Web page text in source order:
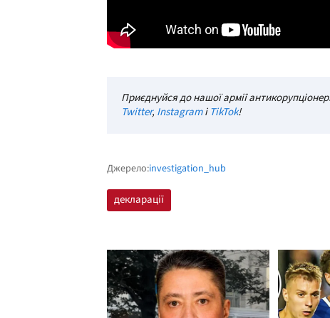
Приєднуйся до нашої армії
Twitter, InstagramіTikTok!
Джерело:investigation_hub
декларації